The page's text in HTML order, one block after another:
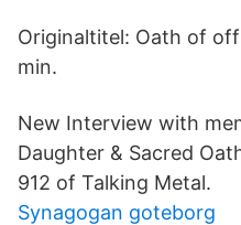
Originaltitel: Oath of
min.
New Interview with
Daughter & Sacred
912 of Talking Metal.
Synagogan goteborg